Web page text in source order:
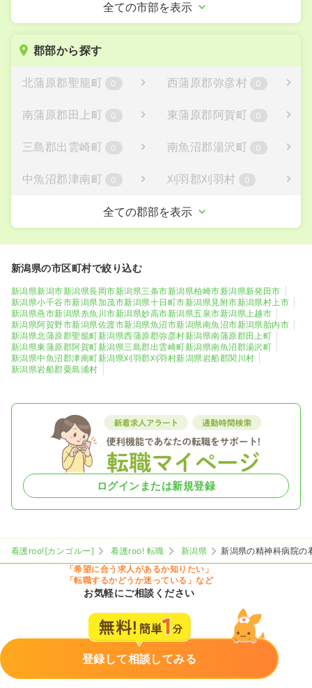
村上市
妙高市 五泉市
全ての市部を表示
郡部から探す
北蒲原郡聖籠町 0 西蒲原郡弥彦村 0
南蒲原郡田上町 0 東蒲原郡阿賀町 0
三島郡出雲崎町 0 南魚沼郡湯沢町 0
中魚沼郡津南町 0 刈羽郡刈羽村 0
0 岩船郡粟島浦村
全ての郡部を表示
新潟県の市区町村で絞り込む
新潟県新潟市新潟県長岡市新潟県三条市新潟県柏崎市新潟県新発田市
新潟県小千谷市新潟県加茂市新潟県十日町市新潟県見附市新潟県村上市
新潟県燕市新潟県糸魚川市新潟県妙高市新潟県五泉市新潟県上越市
新潟県阿賀野市新潟県佐渡市新潟県魚沼市新潟県南魚沼市新潟県胎内市
新潟県北蒲原郡聖籠町新潟県西蒲原郡弥彦村新潟県南蒲原郡田上町
新潟県東蒲原郡阿賀町新潟県三島郡出雲崎町新潟県南魚沼郡湯沢町
新潟県中魚沼郡津南町新潟県刈羽郡刈羽村新潟県岩船郡関川村
新潟県岩船郡粟島浦村
ログインまたは新規登録
看護roo![カンゴルー] 看護roo! 転職 新潟県
新潟県の精神科病院の
「希望に合う求人があるか知りたい」
「転職するかどうか迷っている」など
お気軽にご相談ください
登録して相談してみる